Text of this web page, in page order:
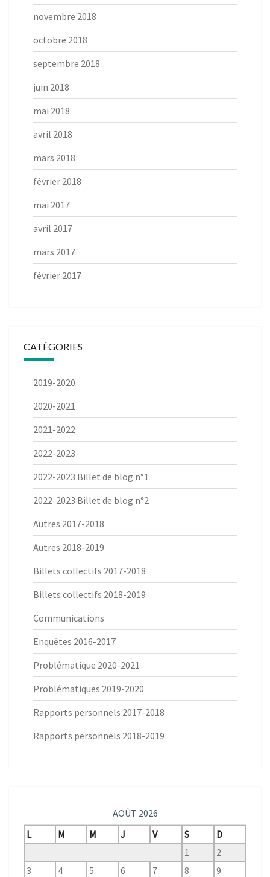
novembre 2018
octobre 2018
septembre 2018
juin 2018
mai 2018
avril 2018
mars 2018
février 2018
mai 2017
avril 2017
mars 2017
février 2017
CATÉGORIES
2019-2020
2020-2021
2021-2022
2022-2023
2022-2023 Billet de blog n°1
2022-2023 Billet de blog n°2
Autres 2017-2018
Autres 2018-2019
Billets collectifs 2017-2018
Billets collectifs 2018-2019
Communications
Enquêtes 2016-2017
Problématique 2020-2021
Problématiques 2019-2020
Rapports personnels 2017-2018
Rapports personnels 2018-2019
AOÛT 2026
L
M M J V S
D
1
2
3
4 5 6 7 8 9